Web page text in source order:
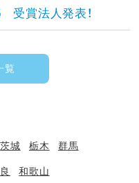
受賞法人発表！
覧
茨城 栃木 群馬
和歌山